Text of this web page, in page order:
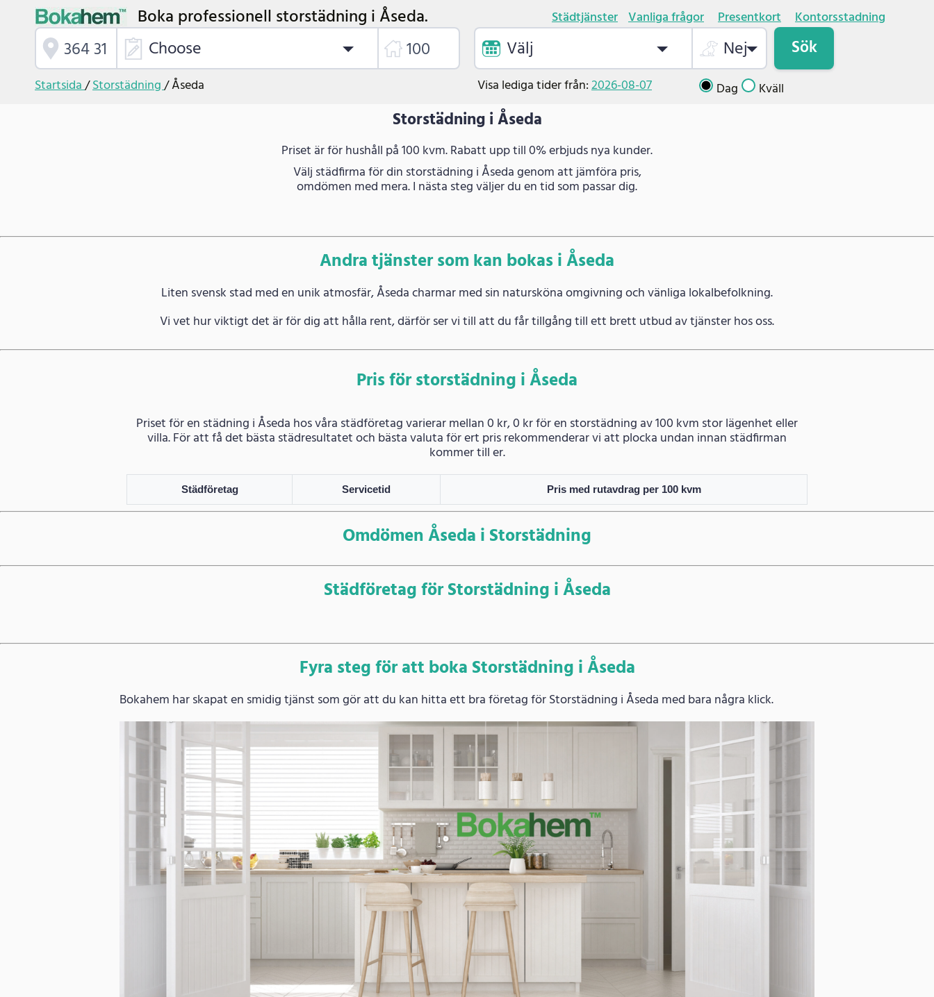
Boka professionell storstädning i Åseda. Städtjänster Vanliga frågor Presentkort Kontorsstadning
Choose Välj Nej Sök
Startsida/Storstädning/Åseda Visa lediga tider från:2026-08-07 Dag Kväll
Storstädning i Åseda
Priset är för hushåll på 100 kvm. Rabatt upp till 0% erbjuds nya kunder.
Välj städfirma för din storstädning i Åseda genom att jämföra pris,
omdömen med mera. I nästa steg väljer du en tid som passar dig.
Andra tjänster som kan bokas i Åseda
Liten svensk stad med en unik atmosfär, Åseda charmar med sin natursköna omgivning och vänliga lokalbefolkning.
Vi vet hur viktigt det är för dig att hålla rent, därför ser vi till att du får tillgång till ett brett utbud av tjänster hos oss.
Pris för storstädning i Åseda
Priset för en städning i Åseda hos våra städföretag varierar mellan 0 kr, 0 kr för en storstädning av 100 kvm stor lägenhet eller
villa. För att få det bästa städresultatet och bästa valuta för ert pris rekommenderar vi att plocka undan innan städfirman
kommer till er.
Städföretag Servicetid Pris med rutavdrag per 100 kvm
Omdömen Åseda i Storstädning
Städföretag för Storstädning i Åseda
Fyra steg för att boka Storstädning i Åseda
Bokahem har skapat en smidig tjänst som gör att du kan hitta ett bra företag för Storstädning i Åseda med bara några klick.